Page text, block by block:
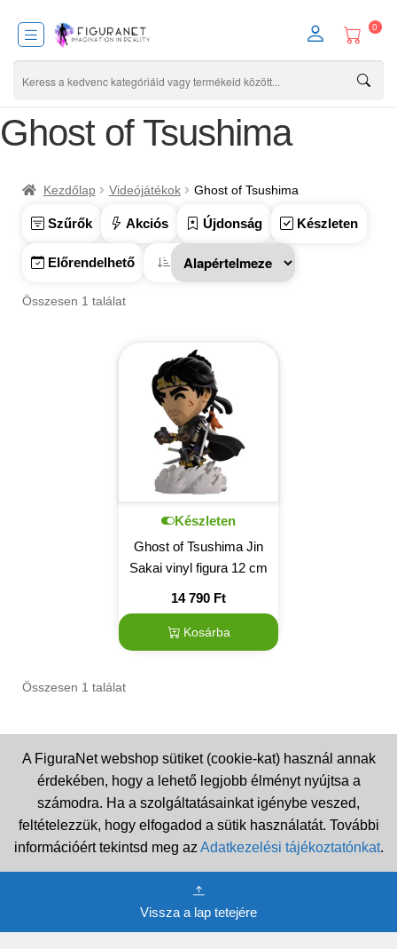
0
Ghost of Tsushima
Kezdőlap Videójátékok Ghost of Tsushima
Szűrők Akciós Újdonság Készleten
Előrendelhető
Összesen 1 találat
Készleten
Ghost of Tsushima Jin
Sakai vinyl figura 12 cm
14 790 Ft
Kosárba
Összesen 1 találat
A FiguraNet webshop sütiket (cookie-kat) használ annak
érdekében, hogy a lehető legjobb élményt nyújtsa a
számodra. Ha a szolgáltatásainkat igénybe veszed,
feltételezzük, hogy elfogadod a sütik használatát. További
információért tekintsd meg az Adatkezelési tájékoztatónkat.
Vissza a lap tetejére